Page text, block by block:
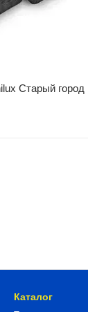
Старый город
Каталог